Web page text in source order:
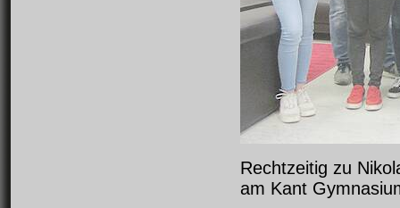
Rechtzeitig zu
am Kant